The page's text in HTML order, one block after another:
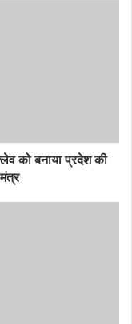
को बनाया प्रदेश की